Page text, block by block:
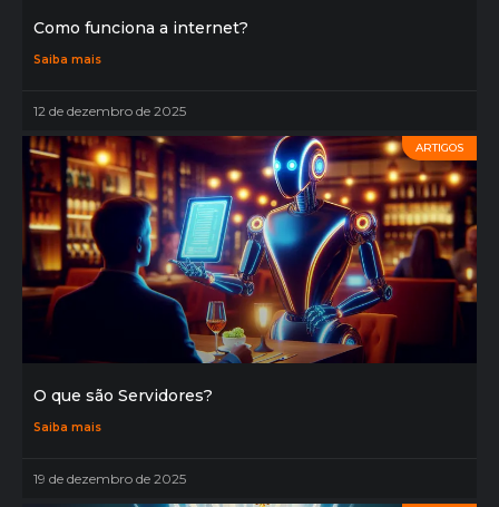
Como funciona a internet?
Saiba mais
12 de dezembro de 2025
ARTIGOS
O que são Servidores?
Saiba mais
19 de dezembro de 2025